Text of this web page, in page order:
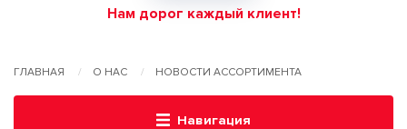
Нам дорог каждый клиент!
ГЛАВНАЯ О НАС НОВОСТИ АССОРТИМЕНТА
Навигация